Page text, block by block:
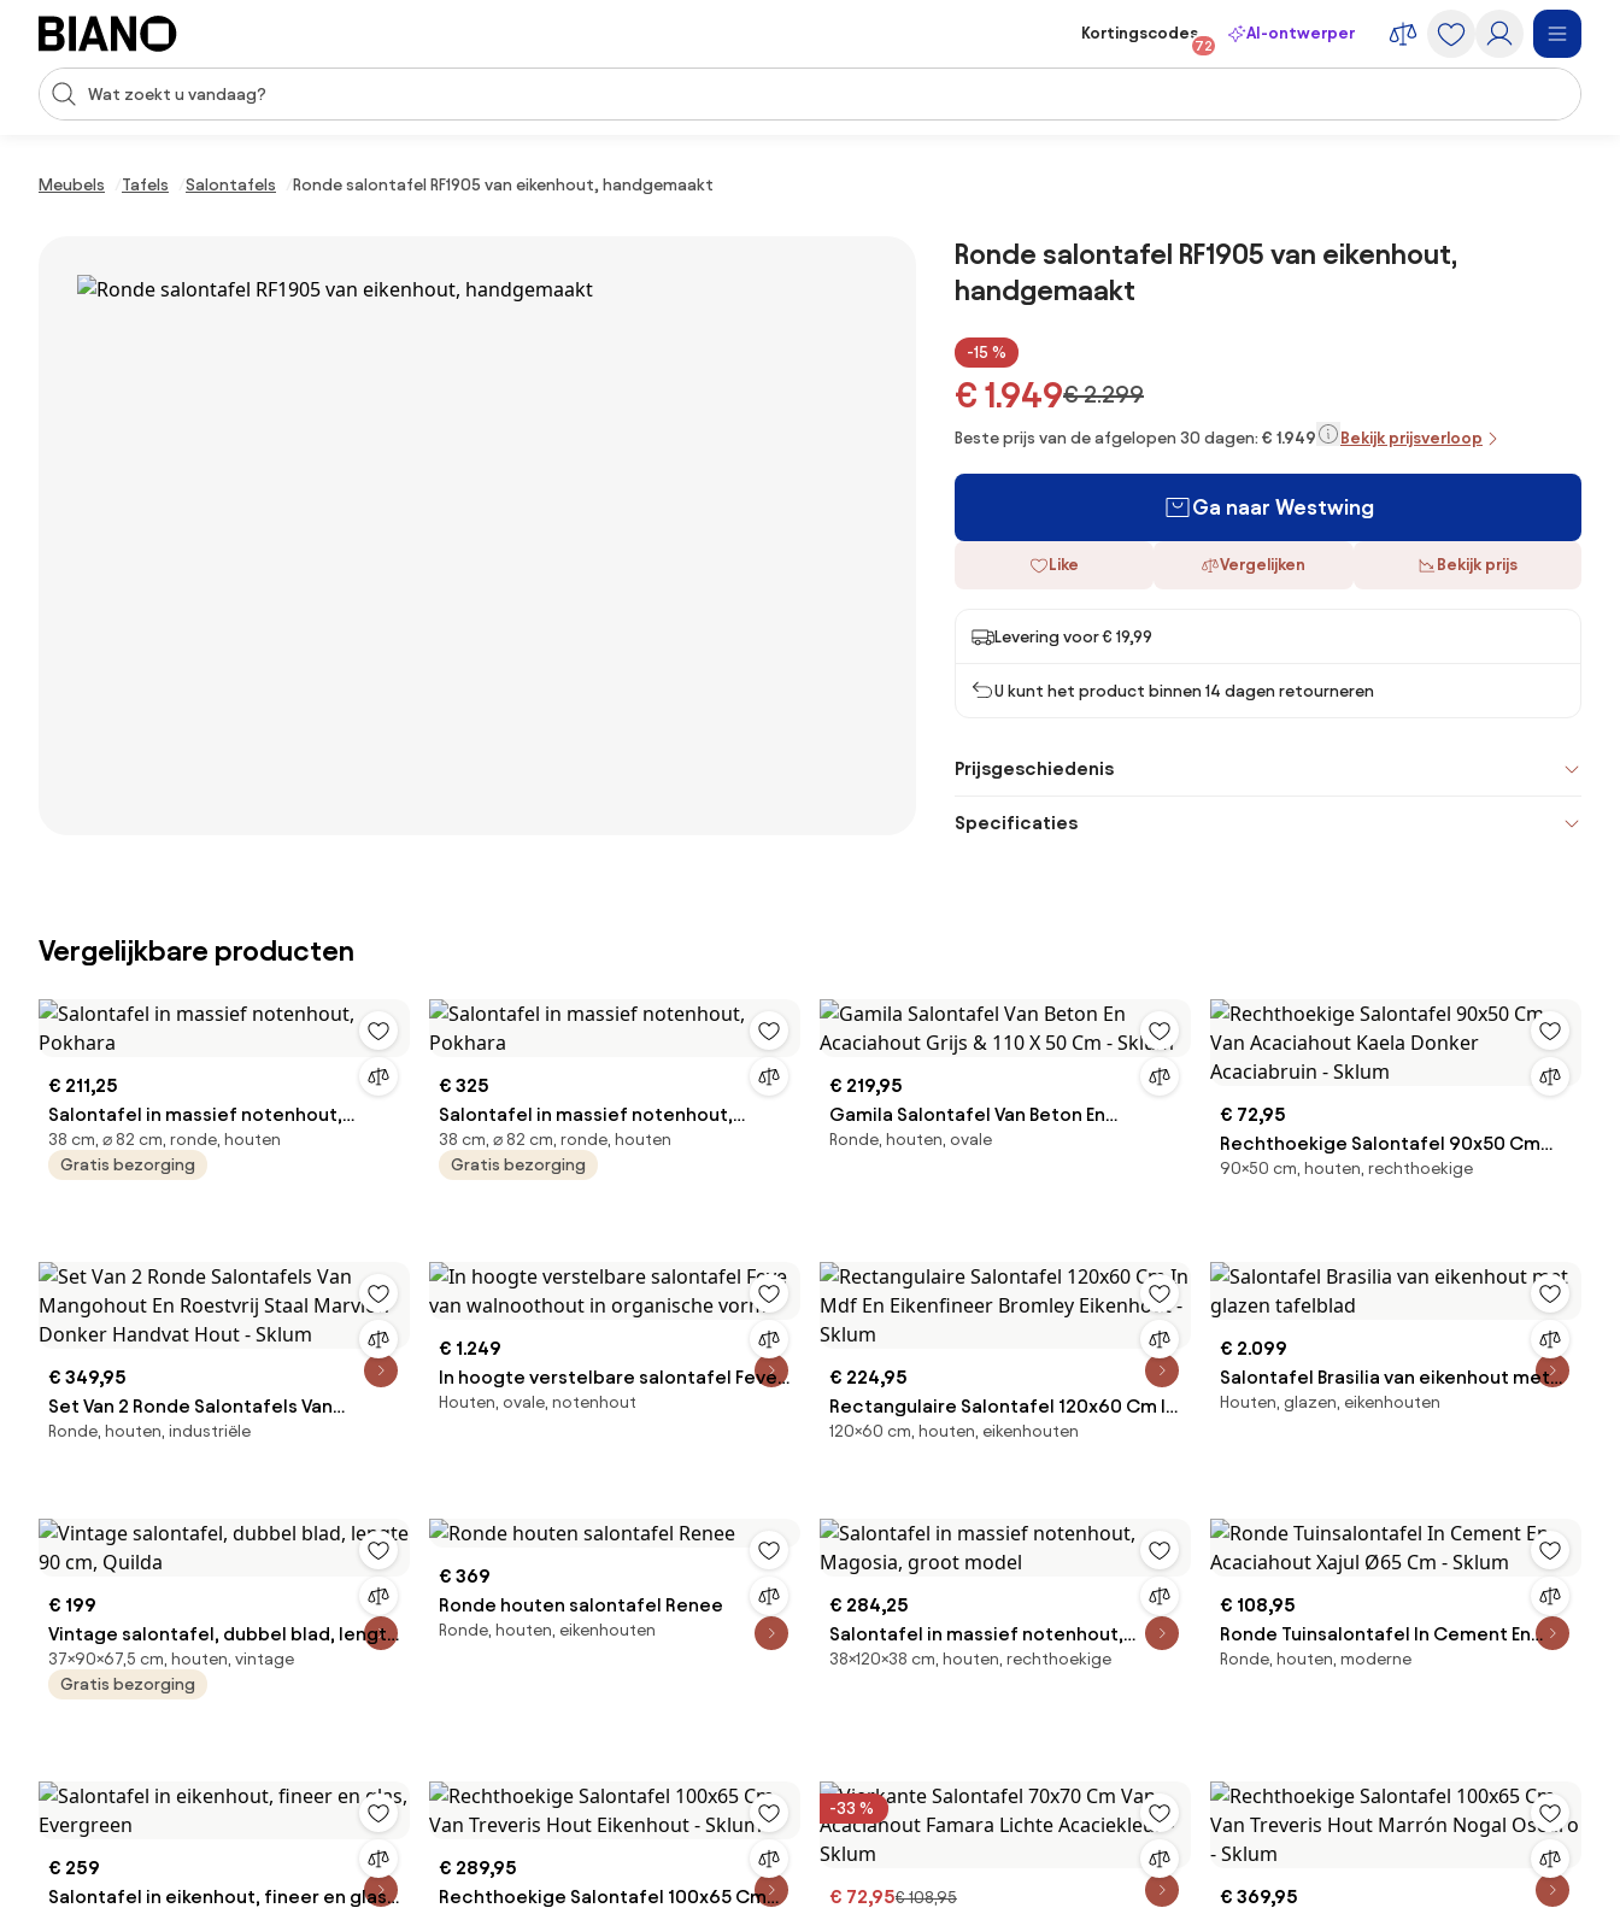
Navigatie overslaan, naar inhoud springen
Zoekopdracht invoeren
Kortingscodes
72
AI-ontwerper
Meubels Tafels Salontafels Ronde salontafel RF1905 van eikenhout, handgemaakt
Ronde salontafel RF1905 van eikenhout,
handgemaakt
-15 %
€ 1.949€ 2.299
Beste prijs van de afgelopen 30 dagen: € 1.949 Bekijk prijsverloop
Ga naar Westwing
Like Vergelijken Bekijk prijs
Levering voor € 19,99
U kunt het product binnen 14 dagen retourneren
Prijsgeschiedenis
Specificaties
Vergelijkbare producten
€ 211,25
Salontafel in massief notenhout,
Pokhara
38 cm, ⌀ 82 cm, ronde, houten
Gratis bezorging
€ 325
Salontafel in massief notenhout,
Pokhara
38 cm, ⌀ 82 cm, ronde, houten
Gratis bezorging
€ 219,95
Gamila Salontafel Van Beton En
Acaciahout Grijs & 110 X 50 Cm - Sklum
Ronde, houten, ovale
€ 72,95
Rechthoekige Salontafel 90x50 Cm
Van Acaciahout Kaela Donker
90×50 cm, houten, rechthoekige
€ 349,95
Set Van 2 Ronde Salontafels Van
Mangohout En Roestvrij Staal Marvion
Ronde, houten, industriële
€ 1.249
In hoogte verstelbare salontafel Feve
van walnoothout in organische vorm
Houten, ovale, notenhout
€ 224,95
Rectangulaire Salontafel 120x60 Cm In
Mdf En Eikenfineer Bromley Eikenhout -
120×60 cm, houten, eikenhouten
€ 2.099
Salontafel Brasilia van eikenhout met
glazen tafelblad
Houten, glazen, eikenhouten
€ 199
Vintage salontafel, dubbel blad, lengte
90 cm, Quilda
37×90×67,5 cm, houten, vintage
Gratis bezorging
€ 369
Ronde houten salontafel Renee
Ronde, houten, eikenhouten
€ 284,25
Salontafel in massief notenhout,
Magosia, groot model
38×120×38 cm, houten, rechthoekige
€ 108,95
Ronde Tuinsalontafel In Cement En
Acaciahout Xajul Ø65 Cm - Sklum
Ronde, houten, moderne
€ 259
Salontafel in eikenhout, fineer en glas,
€ 289,95
Rechthoekige Salontafel 100x65 Cm
-33 %
€ 72,95€ 108,95
€ 369,95